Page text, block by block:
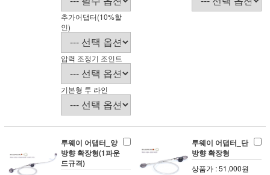
추가어댑터(10%할
인)
압력 조정기 조인트
기본형 투 라인
투웨이 어댑터_양
방향 확장형(1파운
드규격)
투웨이 어댑터_단
방향 확장형
상품가 : 51,000원